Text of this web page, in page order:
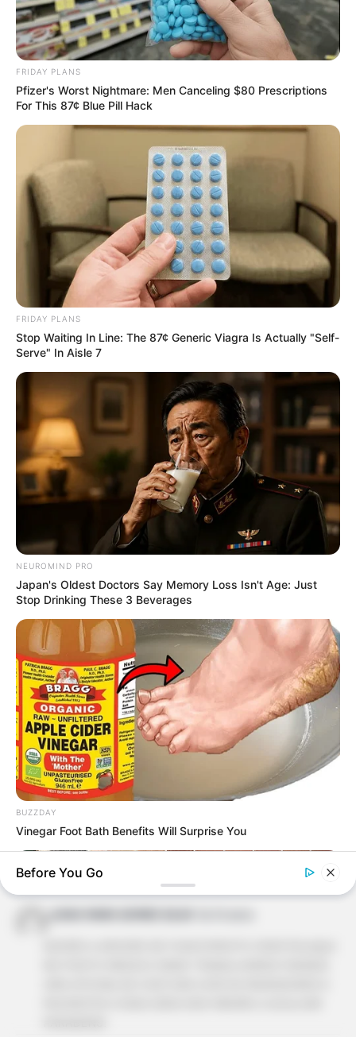
41 Comentários
Maria Auxiliadora da Rocha há 16 anos
Muito lindo os arranjos de fuxico!!!!!!!!!!!!!!!! Lindo final
semana para todos.
Fábrica dos convites há 16 anos
Que ideia simples, prática e bonita. gostei! Bjs,
Rose.
monica
Adorei!
A MINHA MÃE ADOROU E ACHOU HIPER CRIATIVO
maria há 16 anos
adorei as sujestões de montar árvores de natal com
fuxico.Lindo mesmo.Parabéns!!!!!!
aniele arrais de souza
adoro artesanato de fuxico, este da árvore de fuxico
está lindo.parabéns!!!!!!!!!!!!!!!!!!!
rosangela silva há 16 anos
Adorei a árvore de natal de fuxico, vou levar esta idea
para a escola que eu trabalho.
Bjs!
uilma camargo
gostei muito dessa ideia , indicada para trabalhar
ideias . sem gastar muito. trabalho com sobras de
ajudando pessoas a aumentar a sua renda
FRIDAY PLANS
Pfizer's Worst Nightmare: Men Canceling $80 Prescriptions
For This 87¢ Blue Pill Hack
FRIDAY PLANS
Stop Waiting In Line: The 87¢ Generic Viagra Is Actually "Self-
Serve" In Aisle 7
NEUROMIND PRO
Japan's Oldest Doctors Say Memory Loss Isn't Age: Just
Stop Drinking These 3 Beverages
BUZZDAY
Vinegar Foot Bath Benefits Will Surprise You
Before You Go